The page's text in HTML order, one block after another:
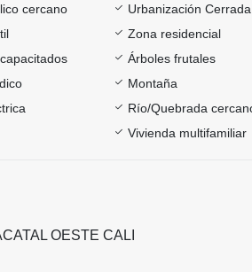
cercano
Urbanización Cerrada
Zona residencial
Árboles frutales
Montaña
Río/Quebrada
Vivienda multifamiliar
OESTE CALI